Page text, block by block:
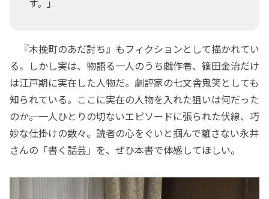
す。」
『木挽町のあだ討ち』もフィクションとして描かれてい
る。しかし実は、物語る一人のうち戯作者、篠田金治だけ
は江戸期に実在した人物だ。劇評家の七文舎鬼笑としても
知られている。ここに実在の人物を入れた狙いは何だった
のか――。一人ひとりの切ないエピソードに張られた伏線、巧
妙な仕掛けの数々。読者の心をぐいと掴んで離さない永井
さんの「書く話芸」を、ぜひ本書で体感してほしい。